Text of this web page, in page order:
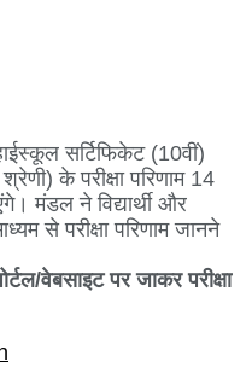
सर्टिफिकेट (10वीं)
के परीक्षा परिणाम 14
मंडल ने विद्यार्थी और
से परीक्षा परिणाम जानने
वेबसाइट पर जाकर परीक्षा